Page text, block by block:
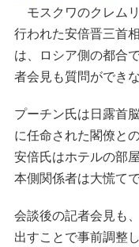
モスクワのクレム
行われた安倍晋三首
は、ロシア側の都合
者会見も質問ができ
プーチン氏は日露首
に任命された閣僚と
安倍氏はホテルの部
本側関係者は大慌て
会談後の記者会見も
出すことで事前調整